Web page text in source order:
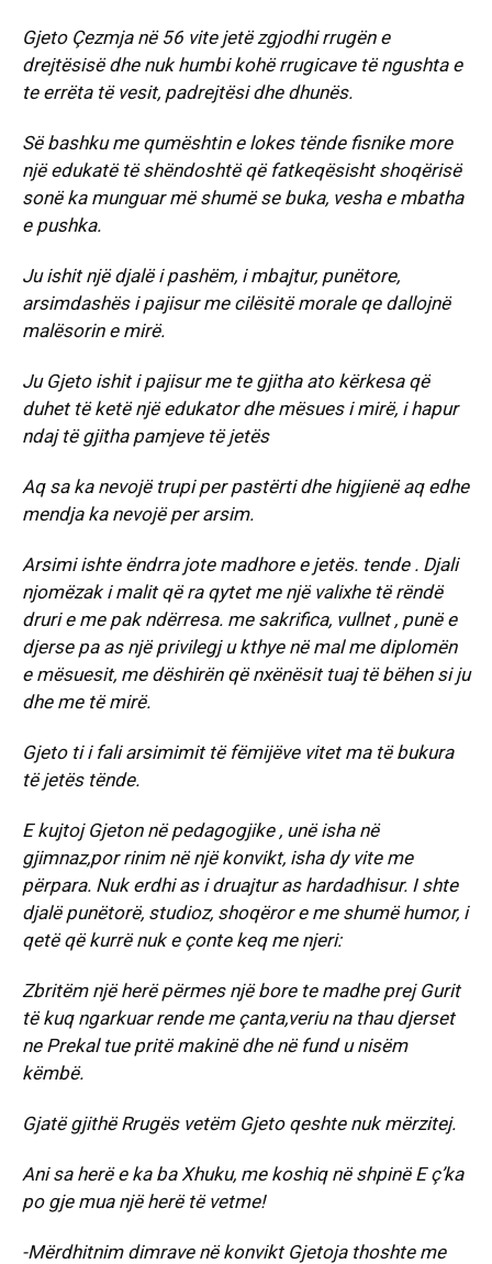
Gjeto Çezmja në 56 vite jetë zgjodhi rrugën e
drejtësisë dhe nuk humbi kohë rrugicave të ngushta e
te errëta të vesit, padrejtësi dhe dhunës.
Së bashku me qumështin e lokes tënde fisnike more
një edukatë të shëndoshtë që fatkeqësisht shoqërisë
sonë ka munguar më shumë se buka, vesha e mbatha
e pushka.
Ju ishit një djalë i pashëm, i mbajtur, punëtore,
arsimdashës i pajisur me cilësitë morale qe dallojnë
malësorin e mirë.
Ju Gjeto ishit i pajisur me te gjitha ato kërkesa që
duhet të ketë një edukator dhe mësues i mirë, i hapur
ndaj të gjitha pamjeve të jetës
Aq sa ka nevojë trupi per pastërti dhe higjienë aq edhe
mendja ka nevojë per arsim.
Arsimi ishte ëndrra jote madhore e jetës. tende . Djali
njomëzak i malit që ra qytet me një valixhe të rëndë
druri e me pak ndërresa. me sakrifica, vullnet , punë e
djerse pa as një privilegj u kthye në mal me diplomën
e mësuesit, me dëshirën që nxënësit tuaj të bëhen si ju
dhe me të mirë.
Gjeto ti i fali arsimimit të fëmijëve vitet ma të bukura
të jetës tënde.
E kujtoj Gjeton në pedagogjike , unë isha në
gjimnaz,por rinim në një konvikt, isha dy vite me
përpara. Nuk erdhi as i druajtur as hardadhisur. I shte
djalë punëtorë, studioz, shoqëror e me shumë humor, i
qetë që kurrë nuk e çonte keq me njeri:
Zbritëm një herë përmes një bore te madhe prej Gurit
të kuq ngarkuar rende me çanta,veriu na thau djerset
ne Prekal tue pritë makinë dhe në fund u nisëm
këmbë.
Gjatë gjithë Rrugës vetëm Gjeto qeshte nuk mërzitej.
Ani sa herë e ka ba Xhuku, me koshiq në shpinë E ç’ka
po gje mua një herë të vetme!
-Mërdhitnim dimrave në konvikt Gjetoja thoshte me